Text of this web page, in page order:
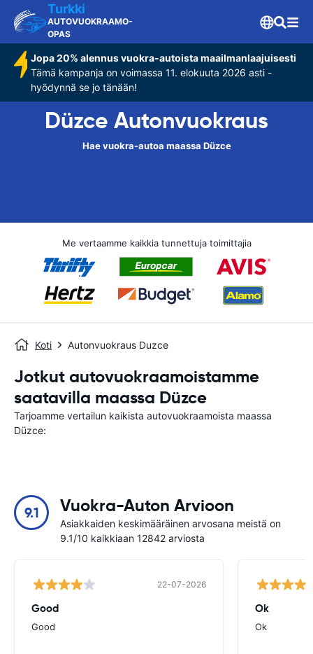
Turkki
AUTOVUOKRAAMO-
OPAS
Jopa 20% alennus vuokra-autoista maailmanlaajuisesti
Tämä kampanja on voimassa 11. elokuuta 2026 asti -
hyödynnä se jo tänään!
Düzce Autonvuokraus
Hae vuokra-autoa maassa Düzce
Me vertaamme kaikkia tunnettuja toimittajia
Koti Autonvuokraus Duzce
Jotkut autovuokraamoistamme
saatavilla maassa Düzce
Tarjoamme vertailun kaikista autovuokraamoista maassa
Düzce:
9.1 Vuokra-Auton Arvioon
Asiakkaiden keskimääräinen arvosana meistä on
9.1/10 kaikkiaan 12842 arviosta
22-07-2026
Good
Good
Ok
Ok